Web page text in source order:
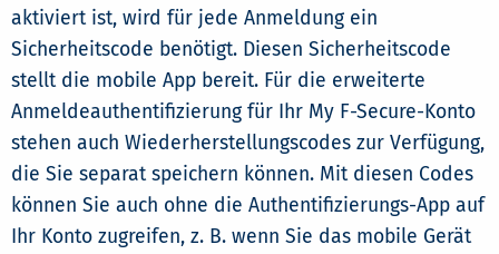
aktiviert ist, wird für jede Anmeldung ein
Sicherheitscode benötigt. Diesen Sicherheitscode
stellt die mobile App bereit. Für die erweiterte
Anmeldeauthentifizierung für Ihr My F-Secure-Konto
stehen auch Wiederherstellungscodes zur Verfügung,
die Sie separat speichern können. Mit diesen Codes
können Sie auch ohne die Authentifizierungs-App auf
Ihr Konto zugreifen, z. B. wenn Sie das mobile Gerät